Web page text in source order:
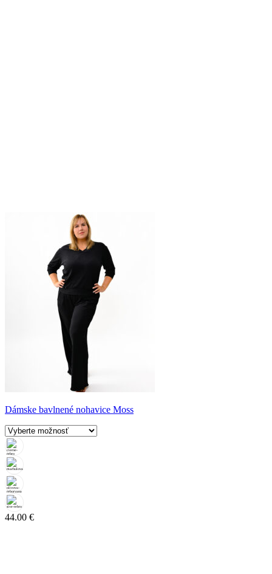
Dámske bavlnené nohavice Moss
44.00 €